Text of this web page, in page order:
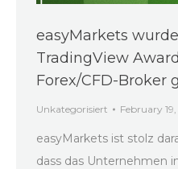
easyMarkets
TradingView
Forex/CFD-Broker
Unkategorisiert February
easyMarkets ist stolz
dass das Unternehmen